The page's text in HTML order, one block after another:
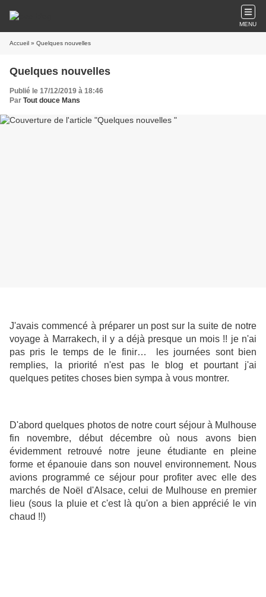
MENU
Accueil » Quelques nouvelles
Quelques nouvelles
Publié le 17/12/2019 à 18:46
Par Tout douce Mans
J'avais commencé à préparer un post sur la suite de notre
voyage à Marrakech, il y a déjà presque un mois !! je n'ai
pas pris le temps de le finir… les journées sont bien
remplies, la priorité n'est pas le blog et pourtant j'ai
quelques petites choses bien sympa à vous montrer.
D'abord quelques photos de notre court séjour à Mulhouse
fin novembre, début décembre où nous avons bien
évidemment retrouvé notre jeune étudiante en pleine
forme et épanouie dans son nouvel environnement. Nous
avions programmé ce séjour pour profiter avec elle des
marchés de Noël d'Alsace, celui de Mulhouse en premier
lieu (sous la pluie et c'est là qu'on a bien apprécié le vin
chaud !!)